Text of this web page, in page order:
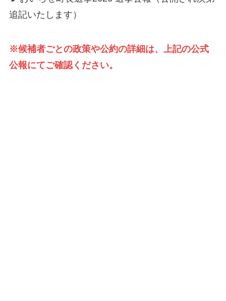
追記いたします）
※候補者ごとの政策や公約の詳細は、上記の公式
公報にてご確認ください。